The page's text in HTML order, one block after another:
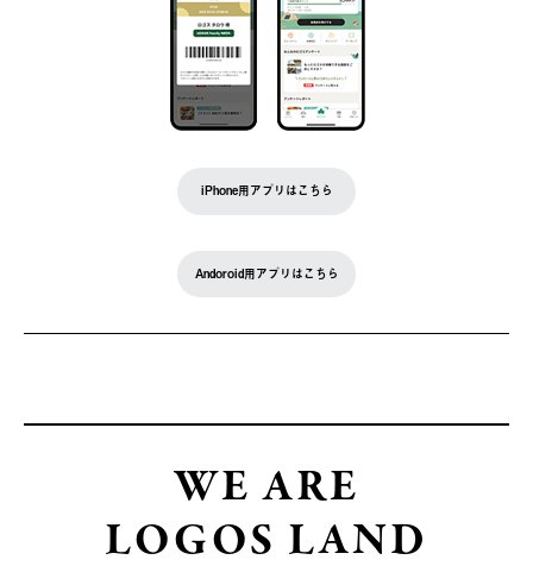
iPhone用アプリはこちら
Andoroid用アプリはこちら
WE ARE
LOGOS LAND